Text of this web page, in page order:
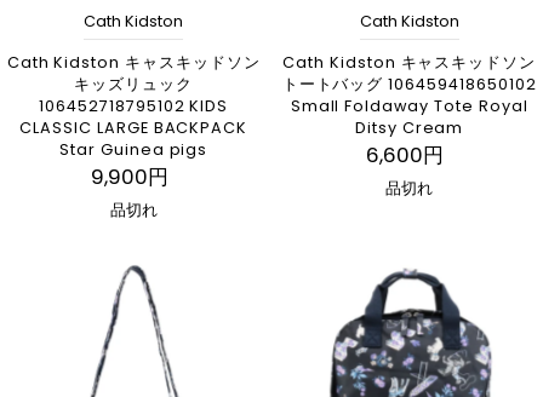
Cath Kidston
Cath Kidston キャスキッドソン
キッズリュック
106452718795102 KIDS
CLASSIC LARGE BACKPACK
Star Guinea pigs
9,900円
品切れ
Cath Kidston
Cath Kidston キャスキッドソン
トートバッグ 106459418650102
Small Foldaway Tote Royal
Ditsy Cream
6,600円
品切れ